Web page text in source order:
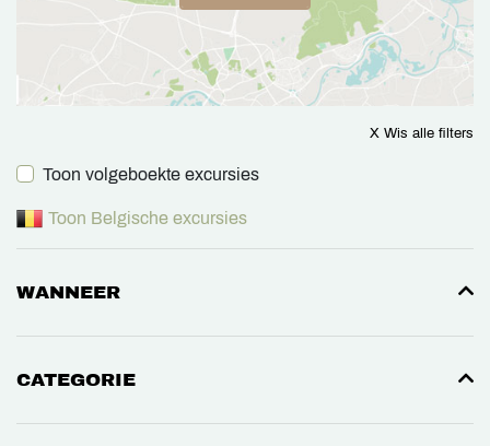
X Wis alle filters
Toon volgeboekte excursies
Toon Belgische excursies
WANNEER
CATEGORIE